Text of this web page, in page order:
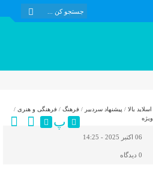
اسلاید بالا / پیشنهاد سردبیر / فرهنگ / فرهنگی و هنری /
ویژه پ
06 اکتبر 2025 - 14:25
0 دیدگاه